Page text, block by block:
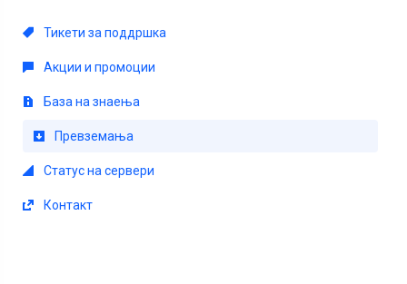
Тикети за поддршка
Акции и промоции
База на знаења
Превземања
Статус на сервери
Контакт